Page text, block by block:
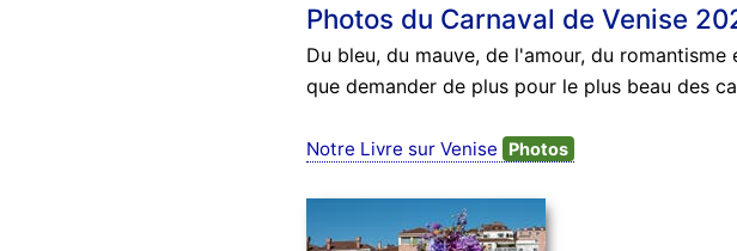
Photos du Carnaval de Venise
Du bleu, du mauve, de l'amour, du
que demander de plus pour le plus beau des
Notre Livre sur Venise Photos